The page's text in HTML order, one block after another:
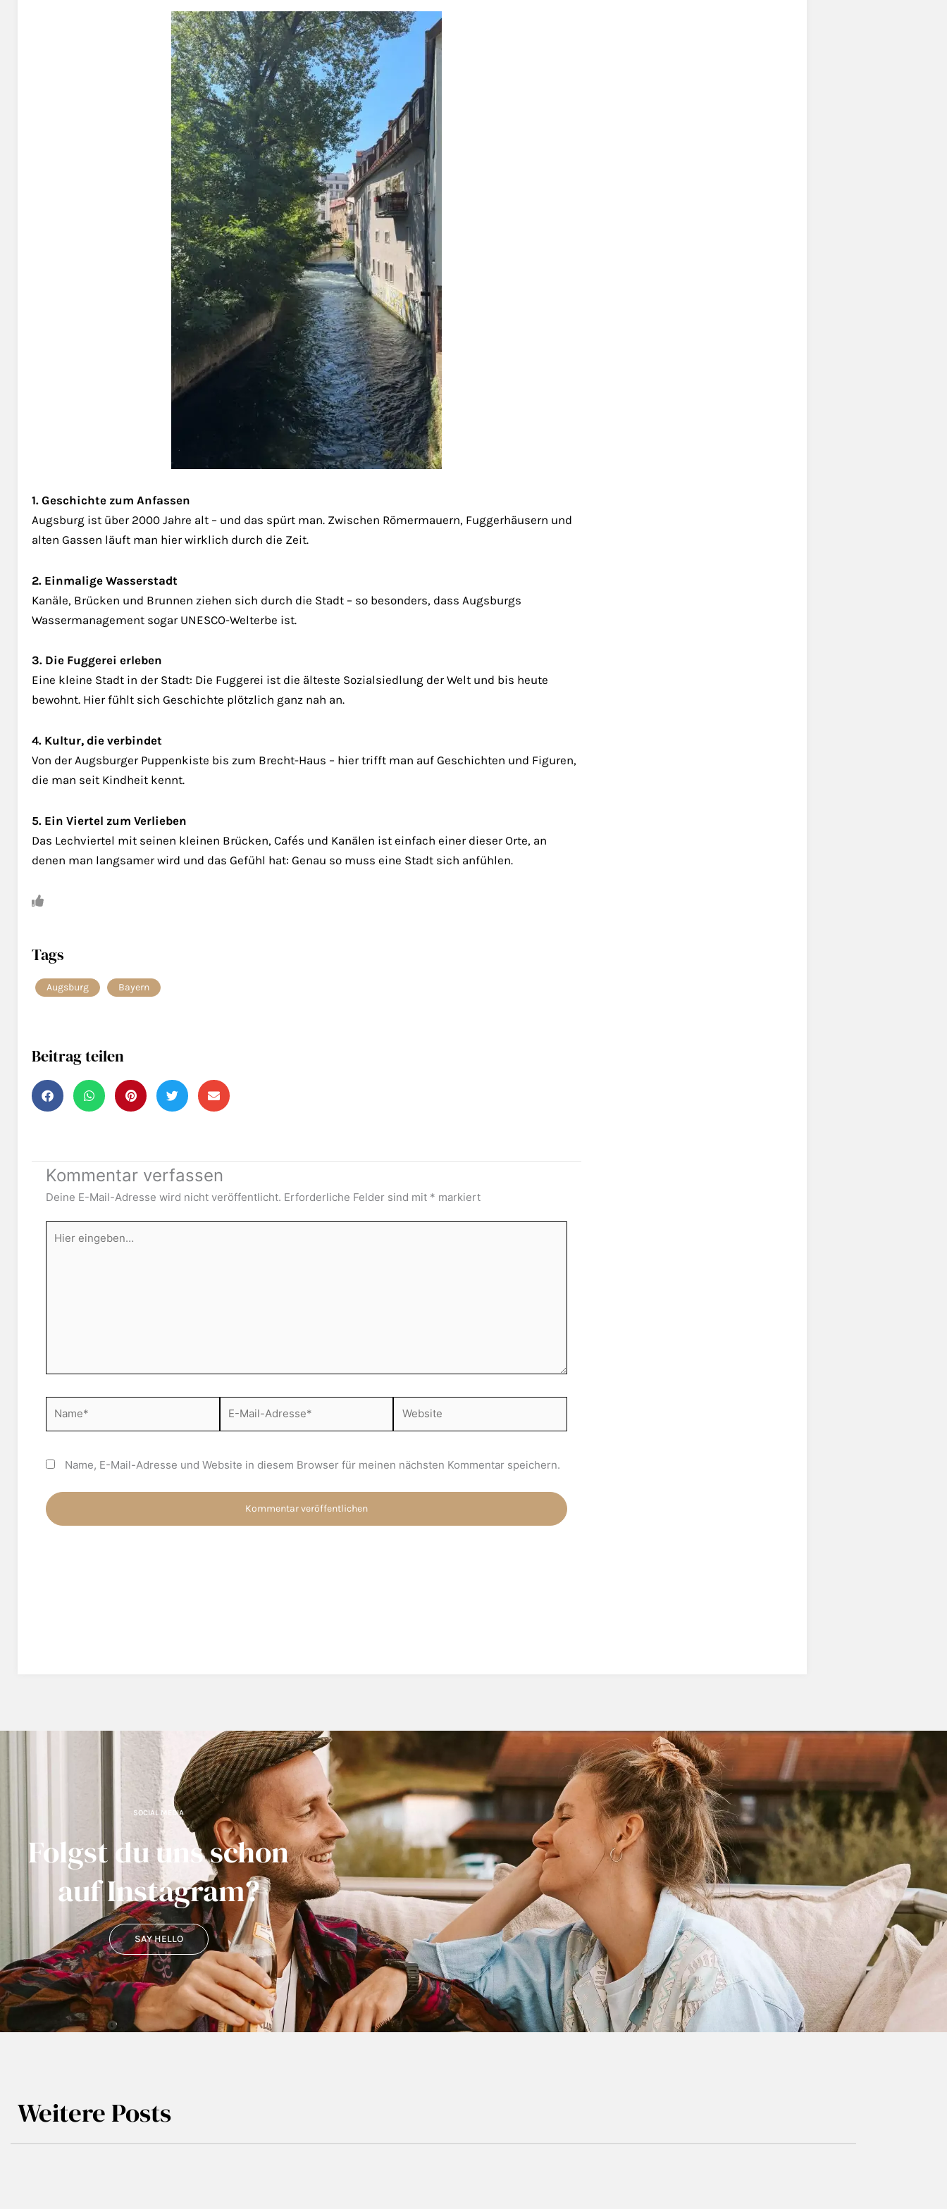
1. Geschichte zum Anfassen
Augsburg ist über 2000 Jahre alt – und das spürt man. Zwischen Römermauern, Fuggerhäusern und
alten Gassen läuft man hier wirklich durch die Zeit.
2. Einmalige Wasserstadt
Kanäle, Brücken und Brunnen ziehen sich durch die Stadt – so besonders, dass Augsburgs
Wassermanagement sogar UNESCO-Welterbe ist.
3. Die Fuggerei erleben
Eine kleine Stadt in der Stadt: Die Fuggerei ist die älteste Sozialsiedlung der Welt und bis heute
bewohnt. Hier fühlt sich Geschichte plötzlich ganz nah an.
4. Kultur, die verbindet
Von der Augsburger Puppenkiste bis zum Brecht-Haus – hier trifft man auf Geschichten und Figuren,
die man seit Kindheit kennt.
5. Ein Viertel zum Verlieben
Das Lechviertel mit seinen kleinen Brücken, Cafés und Kanälen ist einfach einer dieser Orte, an
denen man langsamer wird und das Gefühl hat: Genau so muss eine Stadt sich anfühlen.
Tags
Augsburg Bayern
Beitrag teilen
Kommentar verfassen
Deine E-Mail-Adresse wird nicht veröffentlicht. Erforderliche Felder sind mit * markiert
eingeben…
Mail-
Name, E-Mail-Adresse und Website in diesem Browser für meinen nächsten Kommentar speichern.
SOCIAL MEDIA
Folgst du uns schon
auf Instagram?
SAY HELLO
Weitere Posts